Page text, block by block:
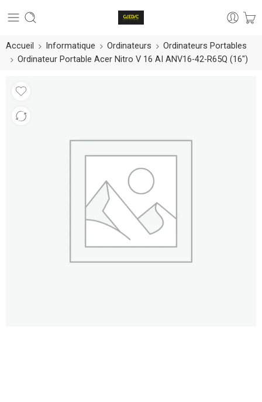
Accueil Informatique Ordinateurs
Ordinateurs Portables
Ordinateur Portable Acer Nitro V 16 AI ANV16-42-R65Q (16″)